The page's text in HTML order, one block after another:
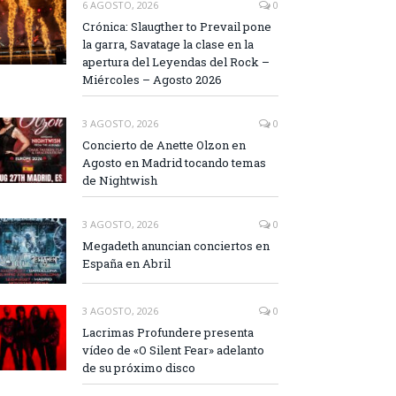
6 AGOSTO, 2026 0
Crónica: Slaugther to Prevail pone
la garra, Savatage la clase en la
apertura del Leyendas del Rock –
Miércoles – Agosto 2026
3 AGOSTO, 2026 0
Concierto de Anette Olzon en
Agosto en Madrid tocando temas
de Nightwish
3 AGOSTO, 2026 0
Megadeth anuncian conciertos en
España en Abril
3 AGOSTO, 2026 0
Lacrimas Profundere presenta
vídeo de «O Silent Fear» adelanto
de su próximo disco